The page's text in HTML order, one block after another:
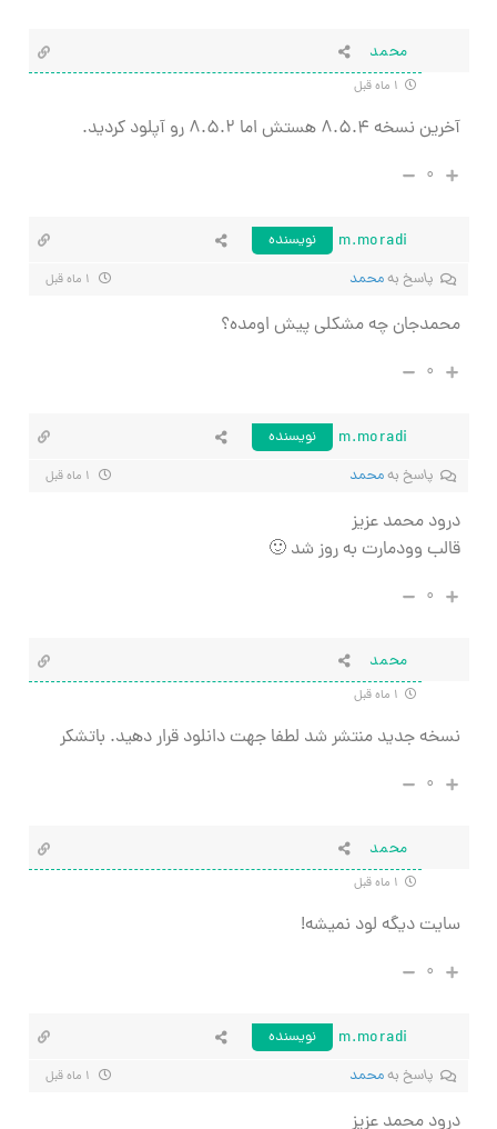
محمد
آخرین نسخه ۸.۵.۴ هستش اما ۸.۵.۲ رو آپلود کردید.
۰
m.moradi
نویسنده
پاسخ بهمحمد
محمدجان چه مشکلی پیش اومده؟
۰
m.moradi
نویسنده
پاسخ بهمحمد
درود محمد عزیز
قالب وودمارت به روز شد 🙂
۰
محمد
نسخه جدید منتشر شد لطفا جهت دانلود قرار دهید. باتشکر
۰
محمد
سایت دیگه لود نمیشه!
۰
m.moradi
نویسنده
پاسخ بهمحمد
درود محمد عزیز